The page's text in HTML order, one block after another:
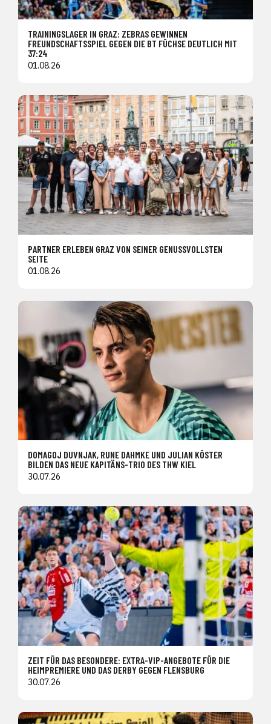
TRAININGSLAGER IN GRAZ: ZEBRAS GEWINNEN
FREUNDSCHAFTSSPIEL GEGEN DIE BT FÜCHSE DEUTLICH MIT
37:24
01.08.26
PARTNER ERLEBEN GRAZ VON SEINER GENUSSVOLLSTEN
SEITE
01.08.26
DOMAGOJ DUVNJAK, RUNE DAHMKE UND JULIAN KÖSTER
BILDEN DAS NEUE KAPITÄNS-TRIO DES THW KIEL
30.07.26
ZEIT FÜR DAS BESONDERE: EXTRA-VIP-ANGEBOTE FÜR DIE
HEIMPREMIERE UND DAS DERBY GEGEN FLENSBURG
30.07.26